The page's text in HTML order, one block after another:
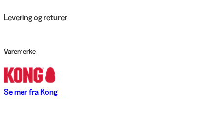
Levering og returer
Varemerke
Se mer fra Kong